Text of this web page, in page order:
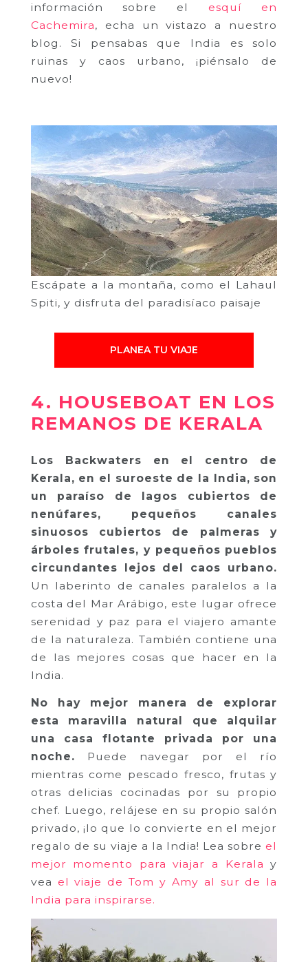
información sobre el esquí en
Cachemira, echa un vistazo a nuestro
blog. Si pensabas que India es solo
ruinas y caos urbano, ¡piénsalo de
nuevo!
Escápate a la montaña, como el Lahaul
Spiti, y disfruta del paradisíaco paisaje
PLANEA TU VIAJE
4. HOUSEBOAT EN LOS
REMANOS DE KERALA
Los Backwaters en el centro de
Kerala, en el suroeste de la India, son
un paraíso de lagos cubiertos de
nenúfares, pequeños canales
sinuosos cubiertos de palmeras y
árboles frutales, y pequeños pueblos
circundantes lejos del caos urbano.
Un laberinto de canales paralelos a la
costa del Mar Arábigo, este lugar ofrece
serenidad y paz para el viajero amante
de la naturaleza. También contiene una
de las mejores cosas que hacer en la
India.
No hay mejor manera de explorar
esta maravilla natural que alquilar
una casa flotante privada por una
noche. Puede navegar por el río
mientras come pescado fresco, frutas y
otras delicias cocinadas por su propio
chef. Luego, relájese en su propio salón
privado, ¡lo que lo convierte en el mejor
regalo de su viaje a la India! Lea sobre el
mejor momento para viajar a Kerala y
vea el viaje de Tom y Amy al sur de la
India para inspirarse.